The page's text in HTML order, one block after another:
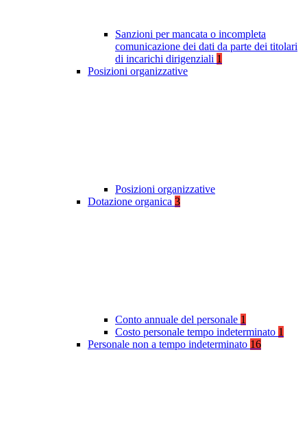
Sanzioni per mancata o incompleta
comunicazione dei dati da parte dei titolari
di incarichi dirigenziali 1
Posizioni organizzative
Posizioni organizzative
Dotazione organica 3
Conto annuale del personale 1
Costo personale tempo indeterminato 1
Personale non a tempo indeterminato 16